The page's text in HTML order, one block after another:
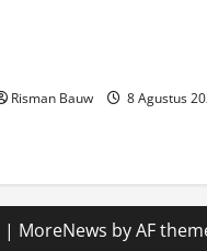
Risman Bauw 8 Agustus
| MoreNews by AF